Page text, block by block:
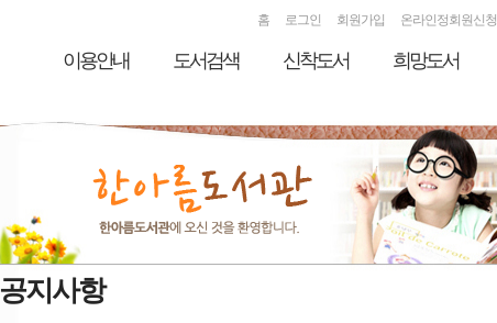
홈 로그인 회원가입 온라인정회원신청
이용안내 도서검색 신착도서 희망도서
공지사항